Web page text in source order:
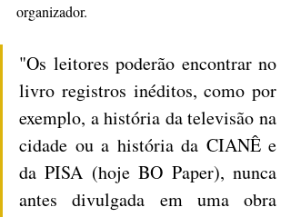
organizador.
"Os leitores poderão encontrar no
livro registros inéditos, como por
exemplo, a história da televisão na
cidade ou a história da CIANÊ e
da PISA (hoje BO Paper), nunca
antes divulgada em uma obra